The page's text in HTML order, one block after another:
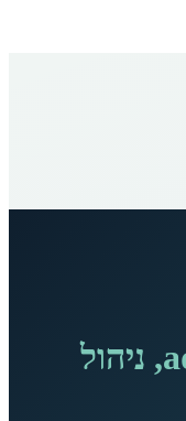
Hidradenitis Suppurativa - אבחנה, פתוגנזה, adalimumab, secukinumab, bimekizumab, ניהול